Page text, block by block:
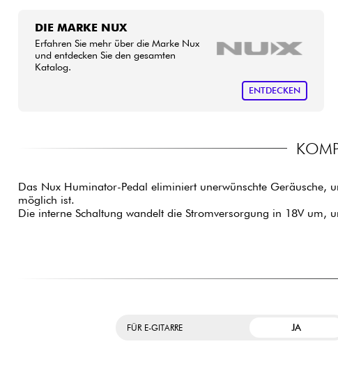
DIE MARKE NUX
Erfahren Sie mehr über die Marke Nux
und entdecken Sie den gesamten
Katalog.
ENTDECKEN
Das Nux Huminator-Pedal eliminiert unerwünschte Geräusche,
möglich ist.
Die interne Schaltung wandelt die Stromversorgung in 18V um,
FÜR E-GITARRE JA